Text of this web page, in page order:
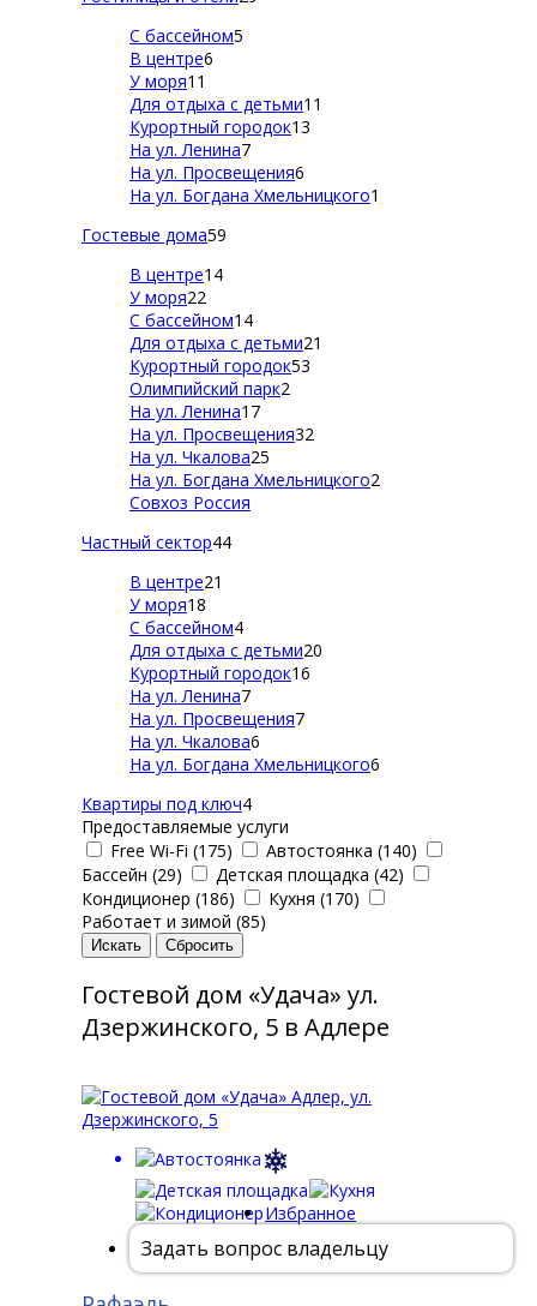
С бассейном5
В центре6
У моря11
Для отдыха с детьми11
Курортный городок13
На ул. Ленина7
На ул. Просвещения6
На ул. Богдана Хмельницкого1
Гостевые дома59
В центре14
У моря22
С бассейном14
Для отдыха с детьми21
Курортный городок53
Олимпийский парк2
На ул. Ленина17
На ул. Просвещения32
На ул. Чкалова25
На ул. Богдана Хмельницкого2
Совхоз Россия
Частный сектор44
В центре21
У моря18
С бассейном4
Для отдыха с детьми20
Курортный городок16
На ул. Ленина7
На ул. Просвещения7
На ул. Чкалова6
На ул. Богдана Хмельницкого6
Квартиры под ключ4
Предоставляемые услуги
Free Wi-Fi (175)
Автостоянка (140)
Бассейн (29)
Детская площадка (42)
Кондиционер (186)
Кухня (170)
Работает и зимой (85)
Гостевой дом «Удача» ул.
Дзержинского, 5 в Адлере
Избранное
Задать вопрос владельцу